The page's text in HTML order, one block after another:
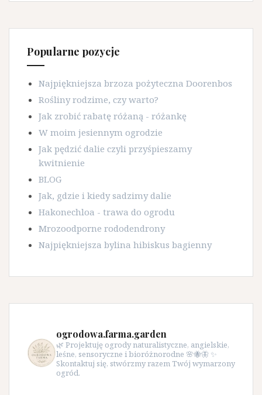
Popularne pozycje
Najpiękniejsza brzoza pożyteczna Doorenbos
Rośliny rodzime, czy warto?
Jak zrobić rabatę różaną - różankę
W moim jesiennym ogrodzie
Jak pędzić dalie czyli przyśpieszamy
kwitnienie
BLOG
Jak, gdzie i kiedy sadzimy dalie
Hakonechloa - trawa do ogrodu
Mrozoodporne rododendrony
Najpiękniejsza bylina hibiskus bagienny
ogrodowa.farma.garden
🌿 Projektuję ogrody naturalistyczne, angielskie,
leśne, sensoryczne i bioróżnorodne 🌸🐝🦋 ✨
Skontaktuj się, stwórzmy razem Twój wymarzony
ogród.